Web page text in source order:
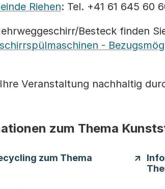
Riehen: Tel. +41 61 645 60
Besteck finden
-
Veranstaltung nachhaltig
zum Thema
zum Thema